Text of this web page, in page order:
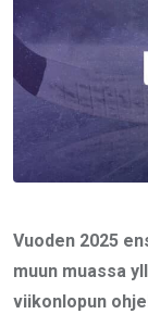
Vuoden 2025
muun muassa
viikonlopun